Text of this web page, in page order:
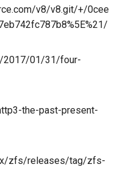
v8/v8.git/+/0cee
2017/01/31/four-
the-past-present-
zfs/releases/tag/zfs-